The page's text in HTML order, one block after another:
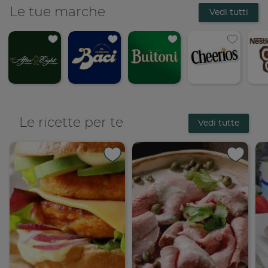
Le tue marche Vedi tutti
Le ricette per te Vedi tutte